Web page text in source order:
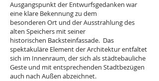
Ausgangspunkt der Entwurfsgedanken war
eine klare Bekennung zu dem
besonderen Ort und der Ausstrahlung des
alten Speichers mit seiner
historischen Backsteinfassade. Das
spektakuläre Element der Architektur entfaltet
sich im Innenraum, der sich als städtebauliche
Geste und mit entsprechenden Stadtbezügen
auch nach Außen abzeichnet.